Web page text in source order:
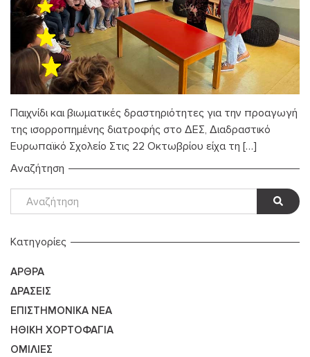
Παιχνίδι και βιωματικές δραστηριότητες για την προαγωγή
της ισορροπημένης διατροφής στο ΔΕΣ, Διαδραστικό
Ευρωπαϊκό Σχολείο Στις 22 Οκτωβρίου είχα τη […]
Αναζήτηση
Kατηγορίες
ΆΡΘΡΑ
ΔΡΆΣΕΙΣ
ΕΠΙΣΤΗΜΟΝΙΚΆ ΝΈΑ
ΗΘΙΚΉ ΧΟΡΤΟΦΑΓΊΑ
ΟΜΙΛΊΕΣ